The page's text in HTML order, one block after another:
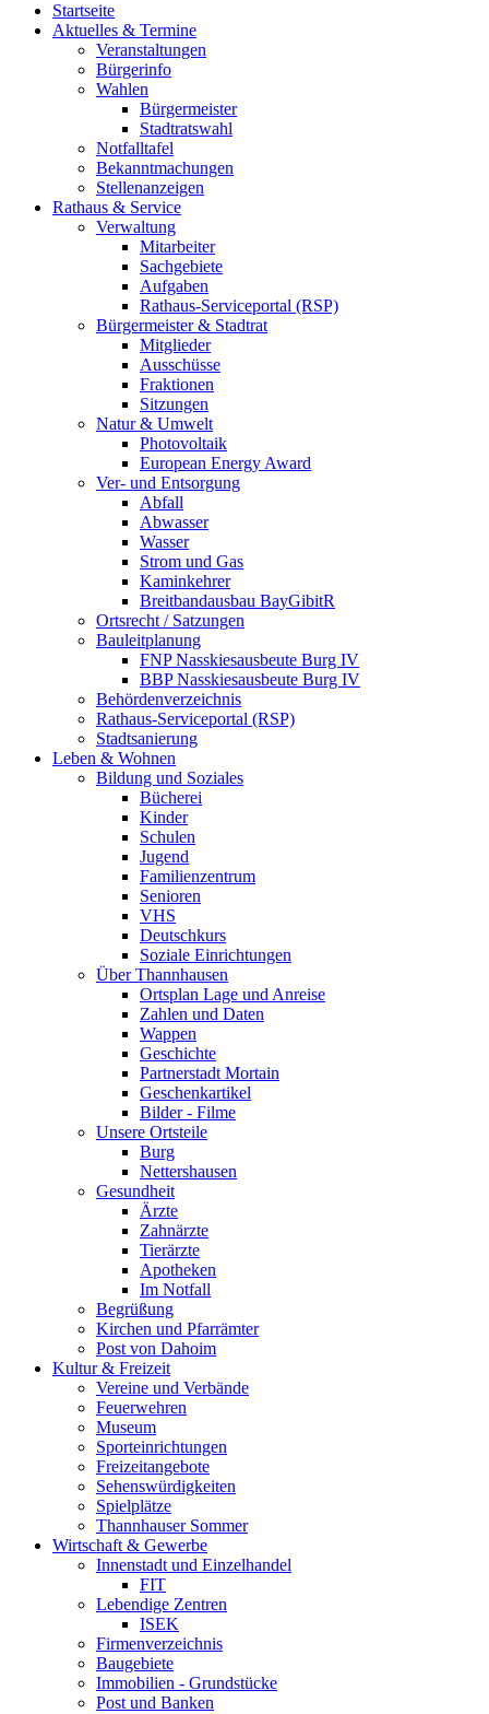
Startseite
Aktuelles & Termine
Veranstaltungen
Bürgerinfo
Wahlen
Bürgermeister
Stadtratswahl
Notfalltafel
Bekanntmachungen
Stellenanzeigen
Rathaus & Service
Verwaltung
Mitarbeiter
Sachgebiete
Aufgaben
Rathaus-Serviceportal (RSP)
Bürgermeister & Stadtrat
Mitglieder
Ausschüsse
Fraktionen
Sitzungen
Natur & Umwelt
Photovoltaik
European Energy Award
Ver- und Entsorgung
Abfall
Abwasser
Wasser
Strom und Gas
Kaminkehrer
Breitbandausbau BayGibitR
Ortsrecht / Satzungen
Bauleitplanung
FNP Nasskiesausbeute Burg IV
BBP Nasskiesausbeute Burg IV
Behördenverzeichnis
Rathaus-Serviceportal (RSP)
Stadtsanierung
Leben & Wohnen
Bildung und Soziales
Bücherei
Kinder
Schulen
Jugend
Familienzentrum
Senioren
VHS
Deutschkurs
Soziale Einrichtungen
Über Thannhausen
Ortsplan Lage und Anreise
Zahlen und Daten
Wappen
Geschichte
Partnerstadt Mortain
Geschenkartikel
Bilder - Filme
Unsere Ortsteile
Burg
Nettershausen
Gesundheit
Ärzte
Zahnärzte
Tierärzte
Apotheken
Im Notfall
Begrüßung
Kirchen und Pfarrämter
Post von Dahoim
Kultur & Freizeit
Vereine und Verbände
Feuerwehren
Museum
Sporteinrichtungen
Freizeitangebote
Sehenswürdigkeiten
Spielplätze
Thannhauser Sommer
Wirtschaft & Gewerbe
Innenstadt und Einzelhandel
FIT
Lebendige Zentren
ISEK
Firmenverzeichnis
Baugebiete
Immobilien - Grundstücke
Post und Banken